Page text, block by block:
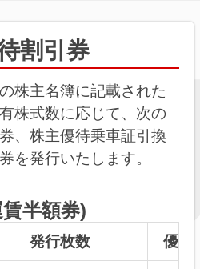
割引券
株主名簿に記載された
株式数に応じて、次の
、株主優待乗車証引換
を発行いたします。
半額券)
発行枚数 優待